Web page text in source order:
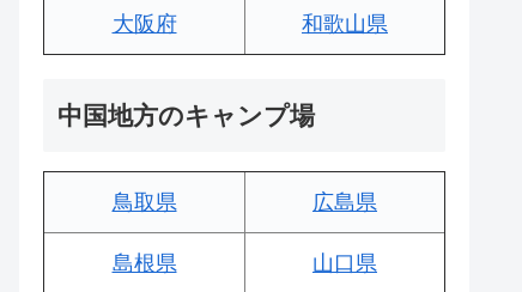
大阪府 和歌山県
中国地方のキャンプ場
鳥取県 広島県
島根県 山口県